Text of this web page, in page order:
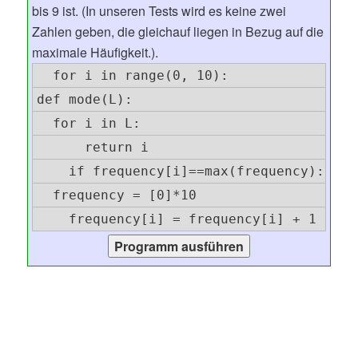
bis 9 ist. (In unseren Tests wird es keine zwei
Zahlen geben, die gleichauf liegen in Bezug auf die
maximale Häufigkeit.).
  for i in range(0, 10):
def mode(L):
  for i in L:
      return i
    if frequency[i]==max(frequency):
  frequency = [0]*10
    frequency[i] = frequency[i] + 1